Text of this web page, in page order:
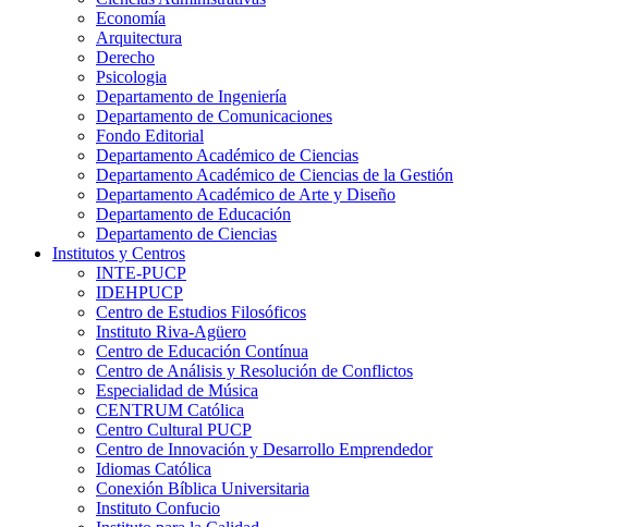
Economía
Arquitectura
Derecho
Psicologia
Departamento de Ingeniería
Departamento de Comunicaciones
Fondo Editorial
Departamento Académico de Ciencias
Departamento Académico de Ciencias de la Gestión
Departamento Académico de Arte y Diseño
Departamento de Educación
Departamento de Ciencias
Institutos y Centros
INTE-PUCP
IDEHPUCP
Centro de Estudios Filosóficos
Instituto Riva-Agüero
Centro de Educación Contínua
Centro de Análisis y Resolución de Conflictos
Especialidad de Música
CENTRUM Católica
Centro Cultural PUCP
Centro de Innovación y Desarrollo Emprendedor
Idiomas Católica
Conexión Bíblica Universitaria
Instituto Confucio